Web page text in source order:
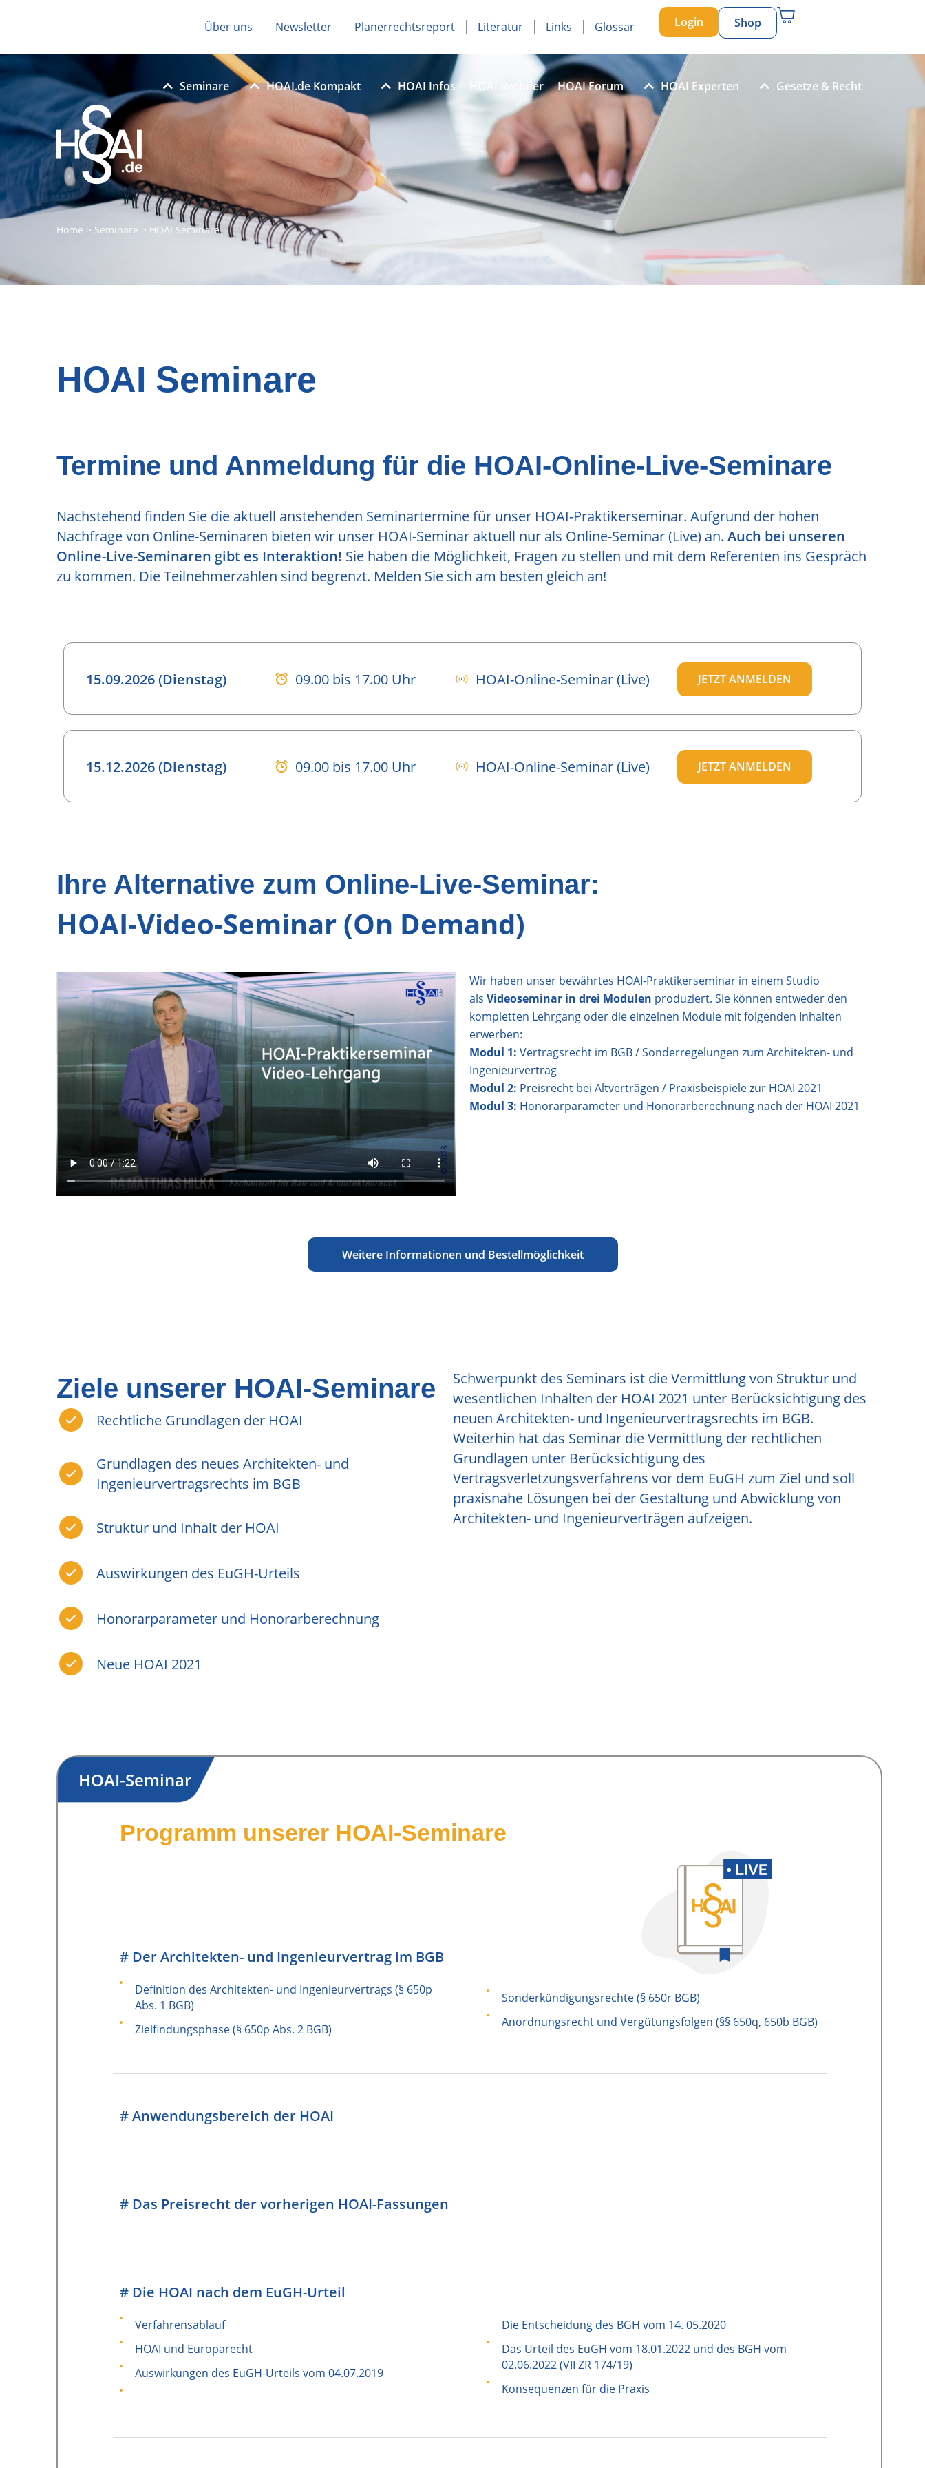
Über uns Newsletter Planerrechtsreport Literatur Links Glossar Login Shop
Seminare HOAI.de Kompakt HOAI Infos HOAI Rechner HOAI Forum HOAI Experten Gesetze & Recht
Home > Seminare > HOAI Seminare
HOAI Seminare
Termine und Anmeldung für die HOAI-Online-Live-Seminare
Nachstehend finden Sie die aktuell anstehenden Seminartermine für unser HOAI-Praktikerseminar. Aufgrund der hohen
Nachfrage von Online-Seminaren bieten wir unser HOAI-Seminar aktuell nur als Online-Seminar (Live) an. Auch bei unseren
Online-Live-Seminaren gibt es Interaktion! Sie haben die Möglichkeit, Fragen zu stellen und mit dem Referenten ins Gespräch
zu kommen. Die Teilnehmerzahlen sind begrenzt. Melden Sie sich am besten gleich an!
15.09.2026 (Dienstag) 09.00 bis 17.00 Uhr HOAI-Online-Seminar (Live) JETZT ANMELDEN
15.12.2026 (Dienstag) 09.00 bis 17.00 Uhr HOAI-Online-Seminar (Live) JETZT ANMELDEN
Ihre Alternative zum Online-Live-Seminar:
HOAI-Video-Seminar (On Demand)
Wir haben unser bewährtes HOAI-Praktikerseminar in einem Studio
als Videoseminar in drei Modulen produziert. Sie können entweder den
kompletten Lehrgang oder die einzelnen Module mit folgenden Inhalten
erwerben:
Modul 1: Vertragsrecht im BGB / Sonderregelungen zum Architekten- und
Ingenieurvertrag
Modul 2: Preisrecht bei Altverträgen / Praxisbeispiele zur HOAI 2021
Modul 3: Honorarparameter und Honorarberechnung nach der HOAI 2021
Weitere Informationen und Bestellmöglichkeit
Ziele unserer HOAI-Seminare
Rechtliche Grundlagen der HOAI
Grundlagen des neues Architekten- und
Ingenieurvertragsrechts im BGB
Struktur und Inhalt der HOAI
Auswirkungen des EuGH-Urteils
Honorarparameter und Honorarberechnung
Neue HOAI 2021
Schwerpunkt des Seminars ist die Vermittlung von Struktur und
wesentlichen Inhalten der HOAI 2021 unter Berücksichtigung des
neuen Architekten- und Ingenieurvertragsrechts im BGB.
Weiterhin hat das Seminar die Vermittlung der rechtlichen
Grundlagen unter Berücksichtigung des
Vertragsverletzungsverfahrens vor dem EuGH zum Ziel und soll
praxisnahe Lösungen bei der Gestaltung und Abwicklung von
Architekten- und Ingenieurverträgen aufzeigen.
Programm unserer HOAI-Seminare
# Der Architekten- und Ingenieurvertrag im BGB
Definition des Architekten- und Ingenieurvertrags (§ 650p
Abs. 1 BGB)
Zielfindungsphase (§ 650p Abs. 2 BGB)
Sonderkündigungsrechte (§ 650r BGB)
Anordnungsrecht und Vergütungsfolgen (§§ 650q, 650b BGB)
# Anwendungsbereich der HOAI
# Das Preisrecht der vorherigen HOAI-Fassungen
# Die HOAI nach dem EuGH-Urteil
Verfahrensablauf
HOAI und Europarecht
Auswirkungen des EuGH-Urteils vom 04.07.2019
Die Entscheidung des BGH vom 14. 05.2020
Das Urteil des EuGH vom 18.01.2022 und des BGH vom
02.06.2022 (VII ZR 174/19)
Konsequenzen für die Praxis